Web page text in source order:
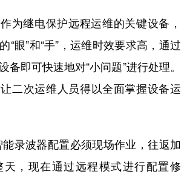
继电保护远程运维的关键设备，
“眼”和“手”，运维时效要求高，通过
备即可快速地对“小问题”进行处理。
二次运维人员得以全面掌握设备运
录波器配置必须现场作业，往返加
，现在通过远程模式进行配置修